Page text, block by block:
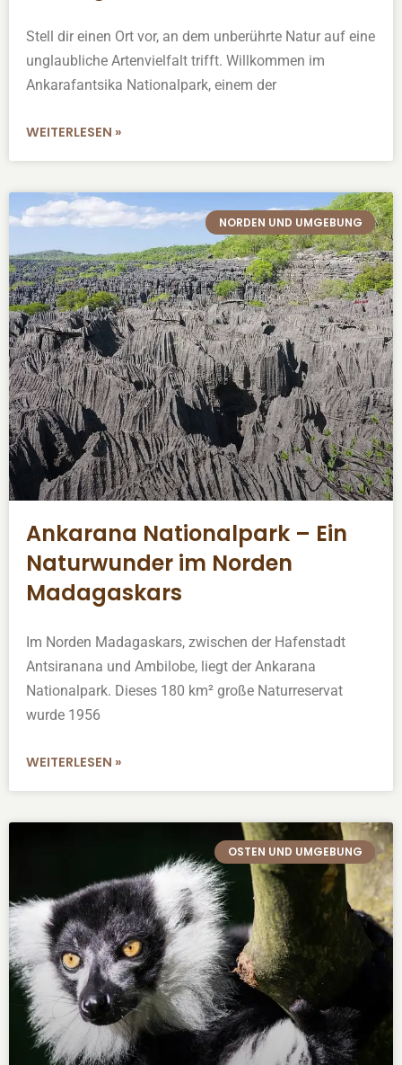
Stell dir einen Ort vor, an dem unberührte Natur auf eine
unglaubliche Artenvielfalt trifft. Willkommen im
Ankarafantsika Nationalpark, einem der
WEITERLESEN »
NORDEN UND UMGEBUNG
Ankarana Nationalpark – Ein
Naturwunder im Norden
Madagaskars
Im Norden Madagaskars, zwischen der Hafenstadt
Antsiranana und Ambilobe, liegt der Ankarana
Nationalpark. Dieses 180 km² große Naturreservat
wurde 1956
WEITERLESEN »
OSTEN UND UMGEBUNG